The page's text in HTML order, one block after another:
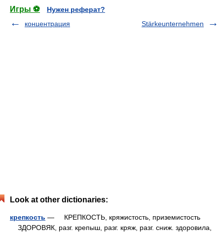
Игры ⚽
Нужен реферат?
концентрация
Stärkeunternehmen
Look at other dictionaries:
крепкость — КРЕПКОСТЬ, кряжистость, приземистость
ЗДОРОВЯК, разг. крепыш, разг. кряж, разг. сниж. здоровила,